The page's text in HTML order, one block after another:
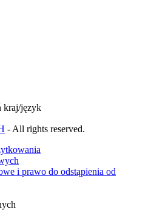
kraj/język
- All rights reserved.
i prawo do odstąpienia od